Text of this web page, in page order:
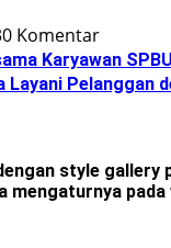
0 Komentar
Karyawan
Layani Pelanggan
style gallery
mengaturnya